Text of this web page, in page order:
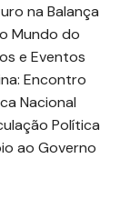
na Balança
Mundo do
e Eventos
Encontro
Nacional
Política
ao Governo